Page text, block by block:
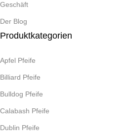
Geschäft
Der Blog
Produktkategorien
Apfel Pfeife
Billiard Pfeife
Bulldog Pfeife
Calabash Pfeife
Dublin Pfeife